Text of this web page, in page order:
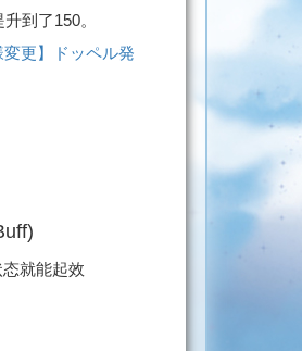
到了150。
更】ドッペル発
态就能起效